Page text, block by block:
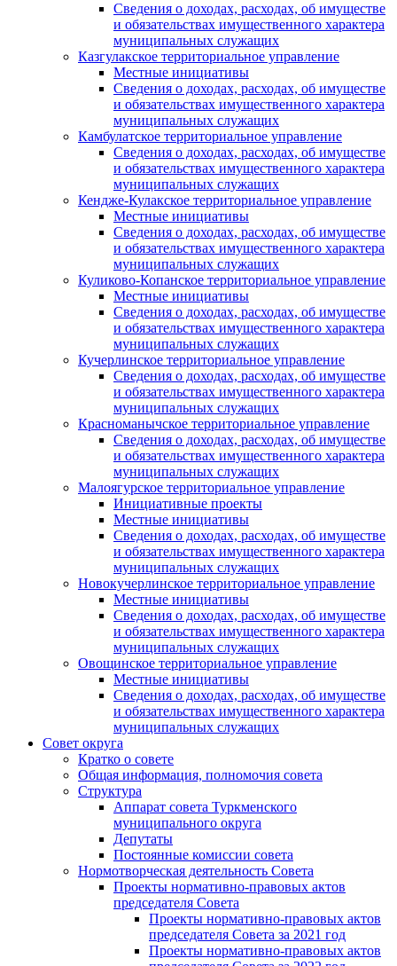
Сведения о доходах, расходах, об имуществе
и обязательствах имущественного характера
муниципальных служащих
Казгулакское территориальное управление
Местные инициативы
Сведения о доходах, расходах, об имуществе
и обязательствах имущественного характера
муниципальных служащих
Камбулатское территориальное управление
Сведения о доходах, расходах, об имуществе
и обязательствах имущественного характера
муниципальных служащих
Кендже-Кулакское территориальное управление
Местные инициативы
Сведения о доходах, расходах, об имуществе
и обязательствах имущественного характера
муниципальных служащих
Куликово-Копанское территориальное управление
Местные инициативы
Сведения о доходах, расходах, об имуществе
и обязательствах имущественного характера
муниципальных служащих
Кучерлинское территориальное управление
Сведения о доходах, расходах, об имуществе
и обязательствах имущественного характера
муниципальных служащих
Красноманычское территориальное управление
Сведения о доходах, расходах, об имуществе
и обязательствах имущественного характера
муниципальных служащих
Малоягурское территориальное управление
Инициативные проекты
Местные инициативы
Сведения о доходах, расходах, об имуществе
и обязательствах имущественного характера
муниципальных служащих
Новокучерлинское территориальное управление
Местные инициативы
Сведения о доходах, расходах, об имуществе
и обязательствах имущественного характера
муниципальных служащих
Овощинское территориальное управление
Местные инициативы
Сведения о доходах, расходах, об имуществе
и обязательствах имущественного характера
муниципальных служащих
Совет округа
Кратко о совете
Общая информация, полномочия совета
Структура
Аппарат совета Туркменского
муниципального округа
Депутаты
Постоянные комиссии совета
Нормотворческая деятельность Совета
Проекты нормативно-правовых актов
председателя Cовета
Проекты нормативно-правовых актов
председателя Cовета за 2021 год
Проекты нормативно-правовых актов